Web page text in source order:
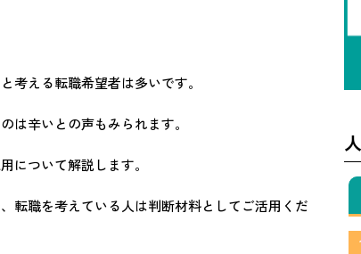
考える転職希望者は多いです。
は辛いとの声もみられます。
について解説します。
転職を考えている人は判断材料としてご活用くだ